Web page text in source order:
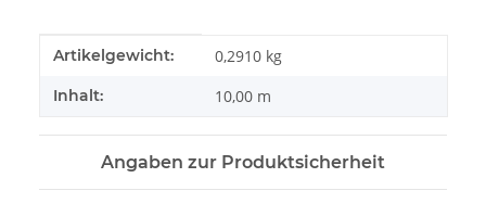
Produkteigenschaft
Wert
Artikelgewicht: 0,2910 kg
Inhalt: 10,00 m
Angaben zur Produktsicherheit